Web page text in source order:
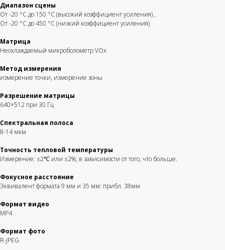
Диапазон сцены
От -20 °C до 150 °C (высокий коэффициент усиления) ,
От -20 °C до 450 °C (низкий коэффициент усиления)
Матрица
Неохлаждаемый микроболометр VOx
Метод измерения
измерение точки, измерение зоны
Разрешение матрицы
640×512 при 30 Гц
Спектральная полоса
8-14 мкм
Точность тепловой температуры
Измерение: ±2℃ или ±2%, в зависимости от того, что больше.
Фокусное расстояние
Эквивалент формата 9 мм и 35 мм: прибл. 38мм
Формат видео
MP4
Формат фото
R-JPEG